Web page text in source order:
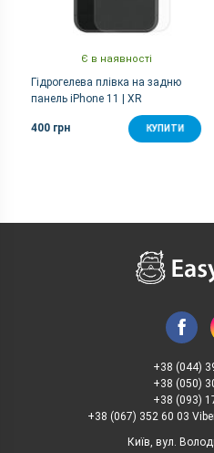
Є в наявності
Гідрогелева плівка на задню
панель iPhone 11 | XR
400 грн КУПИТИ
+38 (044)
+38 (050)
+38 (093)
+38 (067) 352 60 03
Київ, вул.